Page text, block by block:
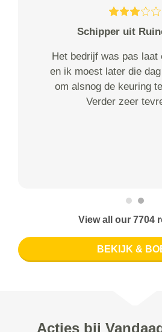
Schipper uit
Het bedrijf was pas laat
en ik moest later die
om alsnog de keuring
Verder zeer
View all our 7704
BEKIJK &
Acties bij